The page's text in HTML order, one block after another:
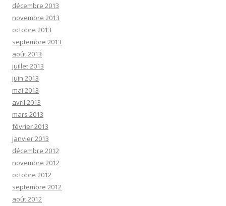
décembre 2013
novembre 2013
octobre 2013
septembre 2013
août 2013
juillet 2013
juin 2013
mai 2013
avril 2013
mars 2013
février 2013
janvier 2013
décembre 2012
novembre 2012
octobre 2012
septembre 2012
août 2012